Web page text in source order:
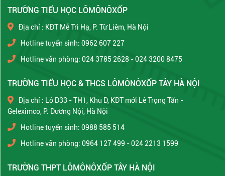
TRƯỜNG TIỂU HỌC LÔMÔNÔXỐP
Địa chỉ : KĐT Mễ Trì Hạ, P. Từ Liêm, Hà Nội
Hotline tuyển sinh: 0962 607 227
Hotline văn phòng: 024 3785 2628 - 024 3200 8475
TRƯỜNG TIỂU HỌC & THCS LÔMÔNÔXỐP TÂY HÀ NỘI
Địa chỉ : Lô D33 - TH1, Khu D, KĐT mới Lê Trọng Tấn -
Geleximco, P. Dương Nội, Hà Nội
Hotline tuyển sinh: 0988 585 514
Hotline văn phòng: 0964 127 499 - 024 2213 1599
TRƯỜNG THPT LÔMÔNÔXỐP TÂY HÀ NỘI